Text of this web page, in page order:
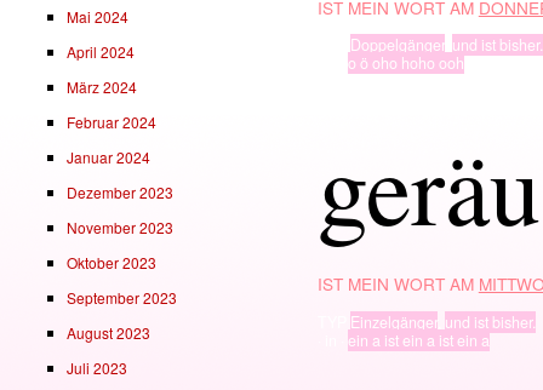
IST MEIN WORT AM
Doppelgänger, und ist bisher.
o ö oho hoho ooh
IST MEIN WORT AM
Einzelgänger, und ist bisher.
ein a ist ein a ist ein a
Mai 2024
April 2024
März 2024
Februar 2024
Januar 2024
Dezember 2023
November 2023
Oktober 2023
September 2023
August 2023
Juli 2023